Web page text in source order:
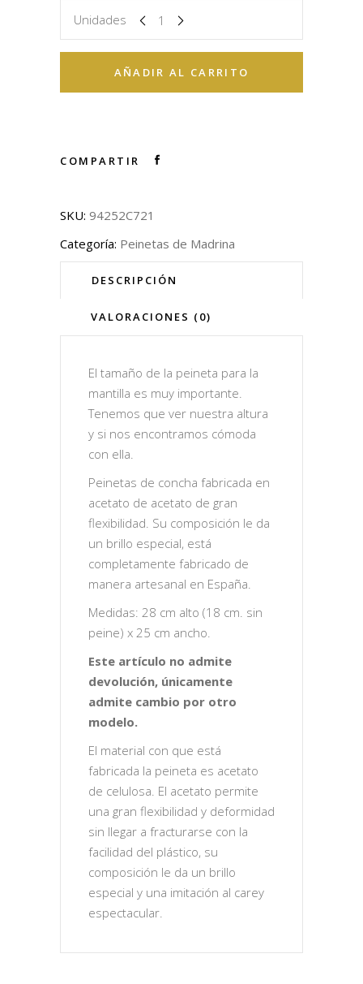
Unidades
AÑADIR AL CARRITO
COMPARTIR
SKU: 94252C721
Categoría: Peinetas de Madrina
DESCRIPCIÓN
VALORACIONES (0)
El tamaño de la peineta para la
mantilla es muy importante.
Tenemos que ver nuestra altura
y si nos encontramos cómoda
con ella.
Peinetas de concha fabricada en
acetato de acetato de gran
flexibilidad. Su composición le da
un brillo especial, está
completamente fabricado de
manera artesanal en España.
Medidas: 28 cm alto (18 cm. sin
peine) x 25 cm ancho.
Este artículo no admite
devolución, únicamente
admite cambio por otro
modelo.
El material con que está
fabricada la peineta es acetato
de celulosa. El acetato permite
una gran flexibilidad y deformidad
sin llegar a fracturarse con la
facilidad del plástico, su
composición le da un brillo
especial y una imitación al carey
espectacular.